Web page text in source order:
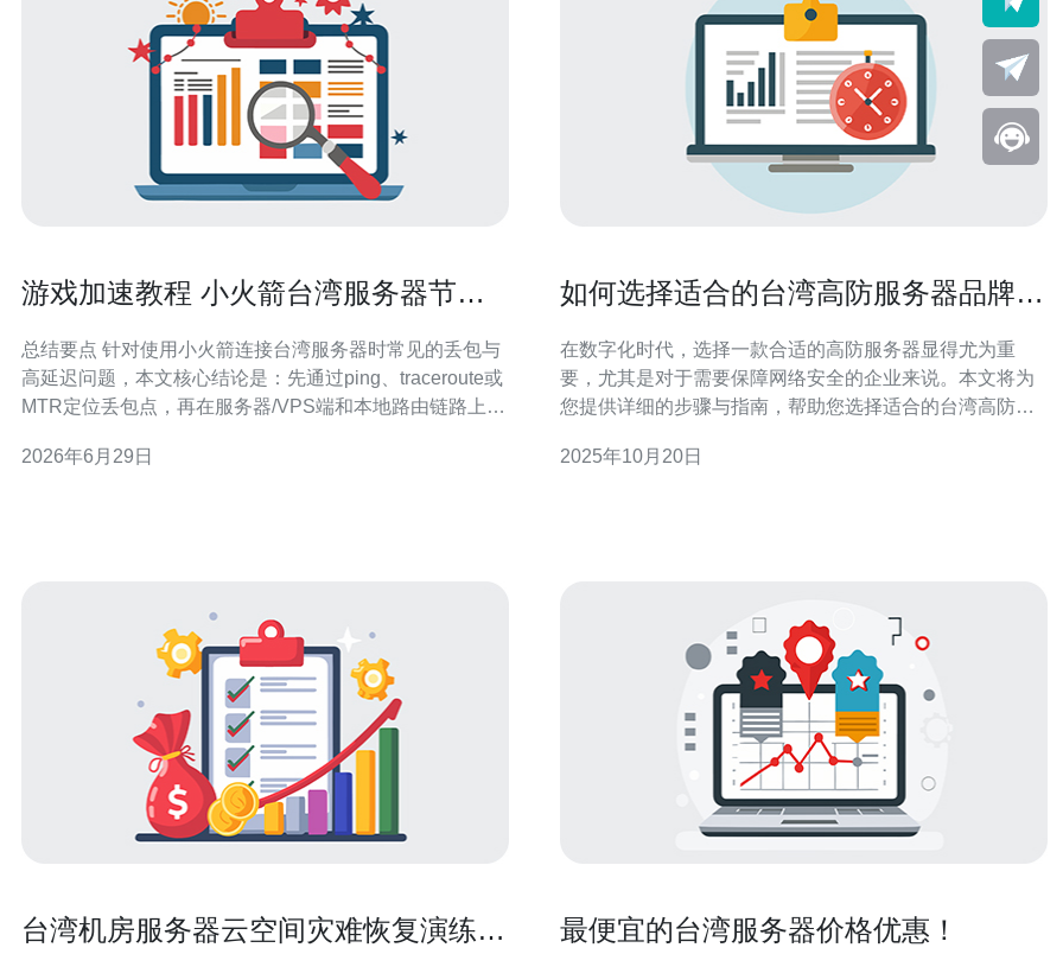
游戏加速教程 小火箭台湾服务器节点
总结要点 针对使用小火箭连接台湾服务器时常见的丢包与
高延迟问题，本文核心结论是：先通过ping、traceroute或
MTR定位丢包点，再在服务器/VPS端和本地路由链路上分
与NAT转发，必要时结合CDN与DDoS防御策略减少丢包
2026年6月29日
如何选择适合的台湾高防服务器品牌和
在数字化时代，选择一款合适的高防服务器显得尤为重
要，尤其是对于需要保障网络安全的企业来说。本文将为
您提供详细的步骤与指南，帮助您选择适合的台湾高防服
善、技术支持及时而受到不少企业的青睐。接下来，我们
2025年10月20日
台湾机房服务器云空间灾难恢复演练流
最便宜的台湾服务器价格优惠！